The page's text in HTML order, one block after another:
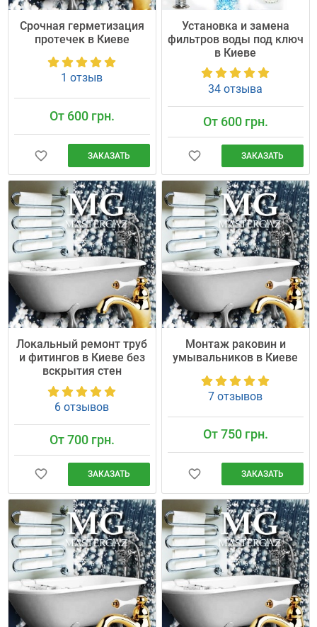
Срочная герметизация
протечек в Киеве
1 отзыв
От 600 грн.
ЗАКАЗАТЬ
Установка и замена
фильтров воды под ключ
в Киеве
34 отзыва
От 600 грн.
ЗАКАЗАТЬ
Локальный ремонт труб
и фитингов в Киеве без
вскрытия стен
6 отзывов
От 700 грн.
ЗАКАЗАТЬ
Монтаж раковин и
умывальников в Киеве
7 отзывов
От 750 грн.
ЗАКАЗАТЬ